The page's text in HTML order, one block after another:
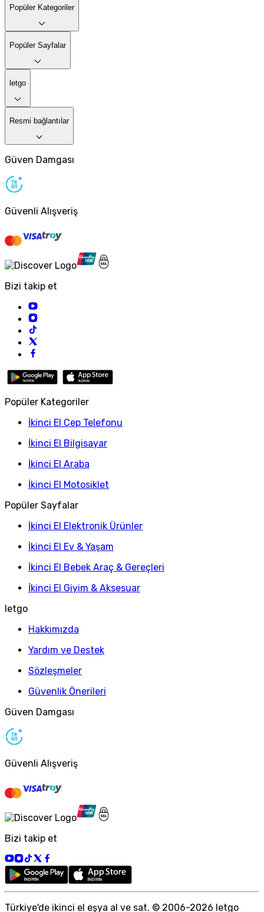
Popüler Kategoriler
Popüler Sayfalar
letgo
Resmi bağlantılar
Güven Damgası
Güvenli Alışveriş
Bizi takip et
Popüler Kategoriler
İkinci El Cep Telefonu
İkinci El Bilgisayar
İkinci El Araba
İkinci El Motosiklet
Popüler Sayfalar
İkinci El Elektronik Ürünler
İkinci El Ev & Yaşam
İkinci El Bebek Araç & Gereçleri
İkinci El Giyim & Aksesuar
letgo
Hakkımızda
Yardım ve Destek
Sözleşmeler
Güvenlik Önerileri
Güven Damgası
Güvenli Alışveriş
Bizi takip et
Türkiye'de ikinci el eşya al ve sat. © 2006-2026 letgo